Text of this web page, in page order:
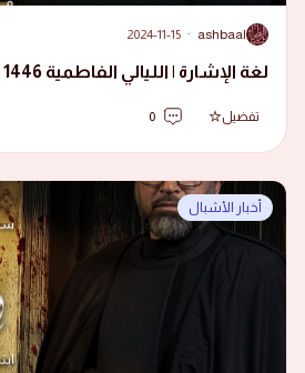
A
ashbaal
·
2024-11-15
لغة الإشارة | الليالي الفاطمية 1446 هجرية
تفضيل 0
أخبار الأشبال